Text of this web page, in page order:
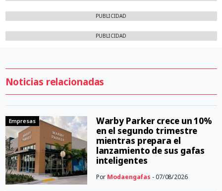
PUBLICIDAD
PUBLICIDAD
Noticias relacionadas
Empresas
Warby Parker crece un 10%
en el segundo trimestre
mientras prepara el
lanzamiento de sus gafas
inteligentes
Por Modaengafas - 07/08/2026